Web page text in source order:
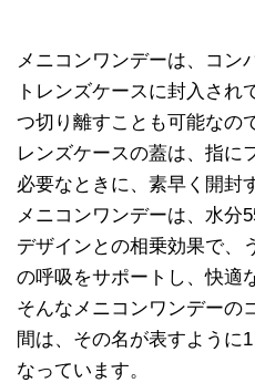
メニコンワンデーは、コン
トレンズケースに封入さ
つ切り離すことも可能なの
レンズケースの蓋は、指に
必要なときに、素早く開封
メニコンワンデーは、水分
デザインとの相乗効果で、
の呼吸をサポートし、快適
そんなメニコンワンデーの
間は、その名が表すように
なっています。